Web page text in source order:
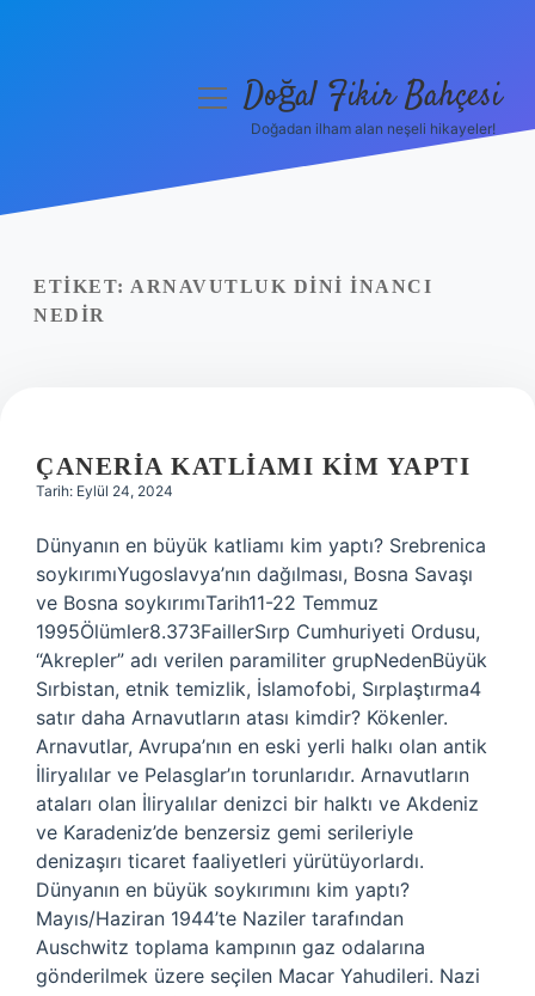
Yasal Uyarı
menüyüDoğal Fikir Bahçesi
Doğadan ilham alan neşeli hikayeler!
ETIKET: ARNAVUTLUK DINI INANCI
NEDIR
ÇANERIA KATLIAMI KIM YAPTI
Tarih: Eylül 24, 2024
Dünyanın en büyük katliamı kim yaptı? Srebrenica
soykırımıYugoslavya’nın dağılması, Bosna Savaşı
ve Bosna soykırımıTarih11-22 Temmuz
1995Ölümler8.373FaillerSırp Cumhuriyeti Ordusu,
“Akrepler” adı verilen paramiliter grupNedenBüyük
Sırbistan, etnik temizlik, İslamofobi, Sırplaştırma4
satır daha Arnavutların atası kimdir? Kökenler.
Arnavutlar, Avrupa’nın en eski yerli halkı olan antik
İliryalılar ve Pelasglar’ın torunlarıdır. Arnavutların
ataları olan İliryalılar denizci bir halktı ve Akdeniz
ve Karadeniz’de benzersiz gemi serileriyle
denizaşırı ticaret faaliyetleri yürütüyorlardı.
Dünyanın en büyük soykırımını kim yaptı?
Mayıs/Haziran 1944’te Naziler tarafından
Auschwitz toplama kampının gaz odalarına
gönderilmek üzere seçilen Macar Yahudileri. Nazi